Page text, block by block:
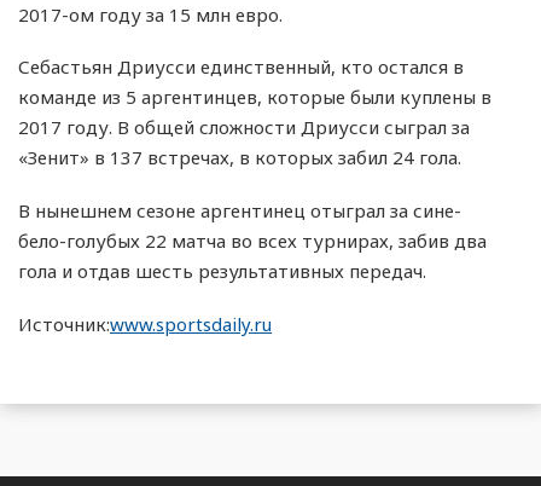
2017-ом году за 15 млн евро.
Себастьян Дриусси единственный, кто остался в
команде из 5 аргентинцев, которые были куплены в
2017 году. В общей сложности Дриусси сыграл за
«Зенит» в 137 встречах, в которых забил 24 гола.
В нынешнем сезоне аргентинец отыграл за сине-
бело-голубых 22 матча во всех турнирах, забив два
гола и отдав шесть результативных передач.
Источник:www.sportsdaily.ru